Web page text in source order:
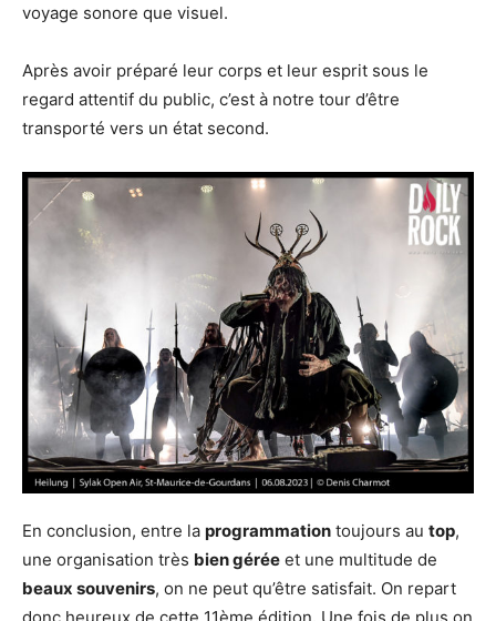
voyage sonore que visuel.
Après avoir préparé leur corps et leur esprit sous le
regard attentif du public, c’est à notre tour d’être
transporté vers un état second.
En conclusion, entre la programmation toujours au top,
une organisation très bien gérée et une multitude de
beaux souvenirs, on ne peut qu’être satisfait. On repart
donc heureux de cette 11ème édition. Une fois de plus on